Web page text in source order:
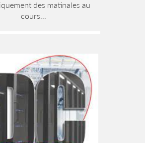
des matinales au
cours...